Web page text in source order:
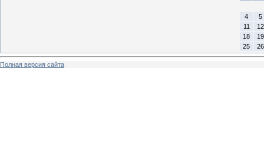
4
5
11
12
18
19
25
26
Полная версия сайта